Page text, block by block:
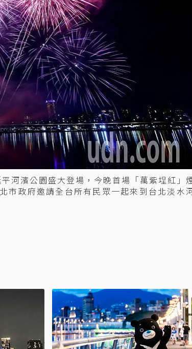
河濱公園盛大登場，今晚首場「萬紫埕紅」
市政府邀請全台所有民眾一起來到台北淡水